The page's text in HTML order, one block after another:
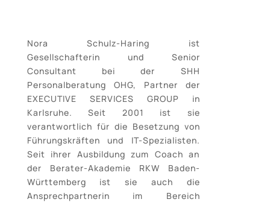
Nora Schulz-Haring ist
Gesellschafterin und Senior
Consultant bei der SHH
Personalberatung OHG, Partner der
EXECUTIVE SERVICES GROUP in
Karlsruhe. Seit 2001 ist sie
verantwortlich für die Besetzung von
Führungskräften und IT-Spezialisten.
Seit ihrer Ausbildung zum Coach an
der Berater-Akademie RKW Baden-
Württemberg ist sie auch die
Ansprechpartnerin im Bereich